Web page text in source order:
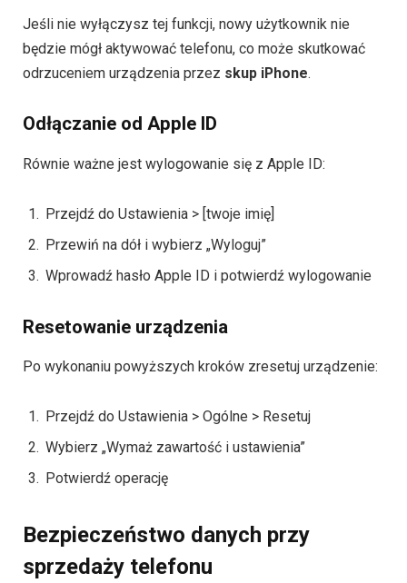
Jeśli nie wyłączysz tej funkcji, nowy użytkownik nie
będzie mógł aktywować telefonu, co może skutkować
odrzuceniem urządzenia przez skup iPhone.
Odłączanie od Apple ID
Równie ważne jest wylogowanie się z Apple ID:
Przejdź do Ustawienia > [twoje imię]
Przewiń na dół i wybierz „Wyloguj”
Wprowadź hasło Apple ID i potwierdź wylogowanie
Resetowanie urządzenia
Po wykonaniu powyższych kroków zresetuj urządzenie:
Przejdź do Ustawienia > Ogólne > Resetuj
Wybierz „Wymaż zawartość i ustawienia”
Potwierdź operację
Bezpieczeństwo danych przy
sprzedaży telefonu